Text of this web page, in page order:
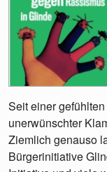
Seit einer
unerwünschter
Ziemlich genauso
Bürgerinitiative